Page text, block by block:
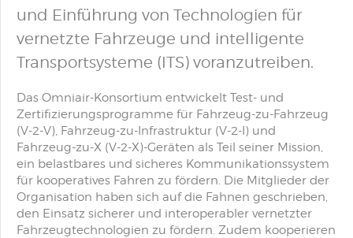
und Einführung von Technologien für
vernetzte Fahrzeuge und intelligente
Transportsysteme (ITS) voranzutreiben.
Das Omniair-Konsortium entwickelt Test- und
Zertifizierungsprogramme für Fahrzeug-zu-Fahrzeug
(V-2-V), Fahrzeug-zu-Infrastruktur (V-2-I) und
Fahrzeug-zu-X (V-2-X)-Geräten als Teil seiner Mission,
ein belastbares und sicheres Kommunikationssystem
für kooperatives Fahren zu fördern. Die Mitglieder der
Organisation haben sich auf die Fahnen geschrieben,
den Einsatz sicherer und interoperabler vernetzter
Fahrzeugtechnologien zu fördern. Zudem kooperieren